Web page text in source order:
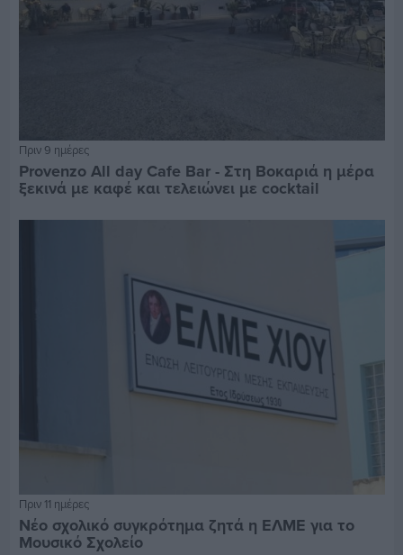
Πριν 9 ημέρες
Provenzo All day Cafe Bar - Στη Βοκαριά η μέρα
ξεκινά με καφέ και τελειώνει με cocktail
Πριν 11 ημέρες
Νέο σχολικό συγκρότημα ζητά η ΕΛΜΕ για το
Μουσικό Σχολείο